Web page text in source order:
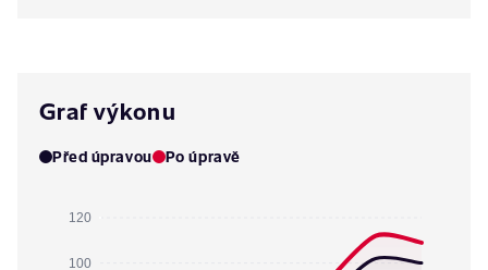
Graf výkonu
Před úpravou Po úpravě
120
100